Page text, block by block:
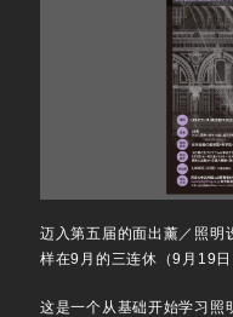
迈入第五届的面出薰／照
样在9月的三连休（9月19日
这是一个从基础开始学习照